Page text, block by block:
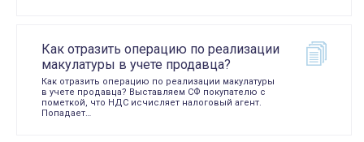
Как отразить операцию по реализации
макулатуры в учете продавца?
Как отразить операцию по реализации макулатуры
в учете продавца? Выставляем СФ покупателю с
пометкой, что НДС исчисляет налоговый агент.
Попадает…